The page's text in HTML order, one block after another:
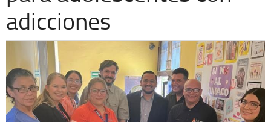
Espectáculos
Extra +
adicciones